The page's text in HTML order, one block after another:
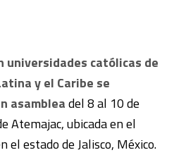
universidades católicas de
y el Caribe se
asambleadel 8 al 10 de
Atemajac, ubicada en el
el estado de Jalisco, México.